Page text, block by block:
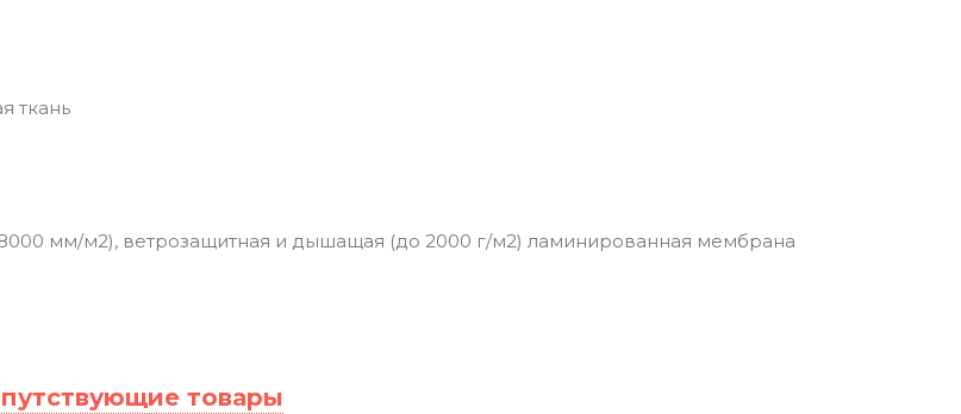
ткань
мм/м2), ветрозащитная и дышащая (до 2000 г/м2) ламинированная мембрана
товары